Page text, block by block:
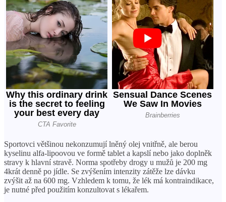
Sportovci většinou nekonzumují lněný olej vnitřně, ale berou
kyselinu alfa-lipoovou ve formě tablet a kapslí nebo jako doplněk
stravy k hlavní stravě. Norma spotřeby drogy u mužů je 200 mg
4krát denně po jídle. Se zvýšením intenzity zátěže lze dávku
zvýšit až na 600 mg. Vzhledem k tomu, že lék má kontraindikace,
je nutné před použitím konzultovat s lékařem.